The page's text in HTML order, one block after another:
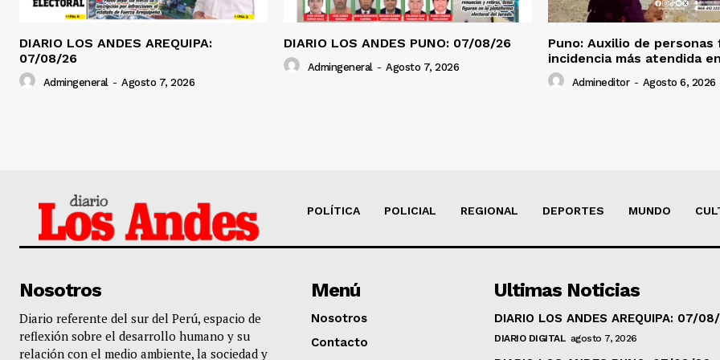
DIARIO LOS ANDES AREQUIPA:
07/08/26
Admingeneral - Agosto 7, 2026
DIARIO LOS ANDES PUNO: 07/08/26
Admingeneral - Agosto 7, 2026
Puno: Auxilio de personas
incidencia más atendida
Admineditor - Agosto 6, 2026
POLÍTICA POLICIAL REGIONAL DEPORTES MUNDO
Nosotros
Diario referente del sur del Perú, espacio de
reflexión sobre el desarrollo humano y su
relación con el medio ambiente, la sociedad y
Menú
Nosotros
Contacto
Ultimas Noticias
DIARIO LOS ANDES AREQUIPA: 07/
DIARIO DIGITAL agosto 7, 2026